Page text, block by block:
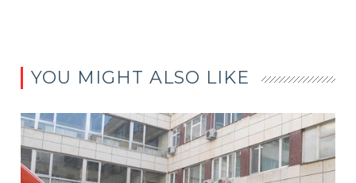
YOU MIGHT ALSO LIKE